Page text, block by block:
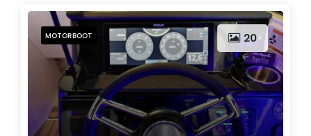
20
MOTORBOOT